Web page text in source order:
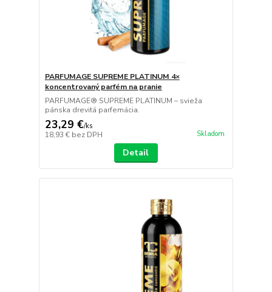
PARFUMAGE SUPREME PLATINUM 4×
koncentrovaný parfém na pranie
PARFUMAGE® SUPREME PLATINUM – svieža
pánska drevitá parfemácia.
23,29 €/ks
18,93 € bez DPH Skladom
Detail